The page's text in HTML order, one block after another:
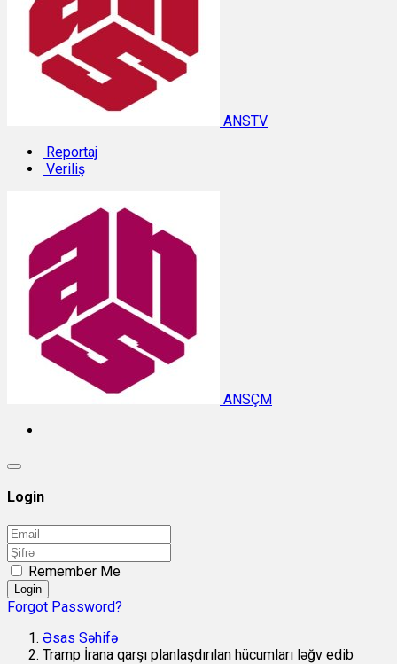
ANSTV
Reportaj
Veriliş
ANSÇM
Login
Remember Me
Login
Forgot Password?
Əsas Səhifə
Tramp İrana qarşı planlaşdırılan hücumları ləğv edib